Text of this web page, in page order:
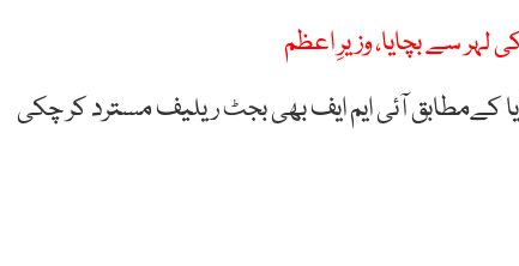
سے بچایا، وزیرِ اعظم
آئی ایم ایف بھی بجٹ ریلیف مسترد کر چکی